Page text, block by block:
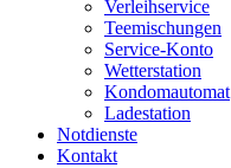
Verleihservice
Teemischungen
Service-Konto
Wetterstation
Kondomautomat
Ladestation
Notdienste
Kontakt